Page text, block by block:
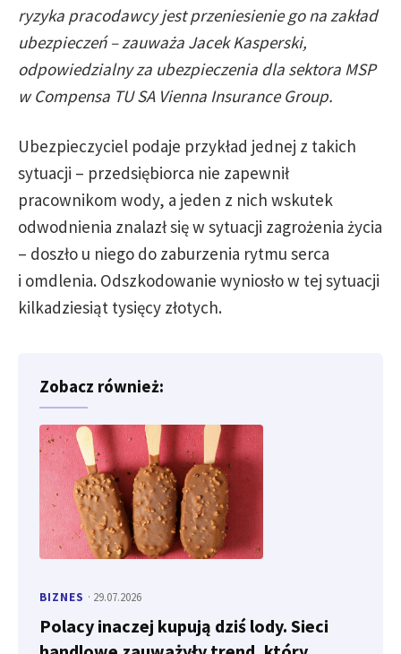
ryzyka pracodawcy jest przeniesienie go na zakład
ubezpieczeń – zauważa Jacek Kasperski,
odpowiedzialny za ubezpieczenia dla sektora MSP
w Compensa TU SA Vienna Insurance Group.
Ubezpieczyciel podaje przykład jednej z takich
sytuacji – przedsiębiorca nie zapewnił
pracownikom wody, a jeden z nich wskutek
odwodnienia znalazł się w sytuacji zagrożenia życia
– doszło u niego do zaburzenia rytmu serca
i omdlenia. Odszkodowanie wyniosło w tej sytuacji
kilkadziesiąt tysięcy złotych.
Zobacz również:
BIZNES · 29.07.2026
Polacy inaczej kupują dziś lody. Sieci